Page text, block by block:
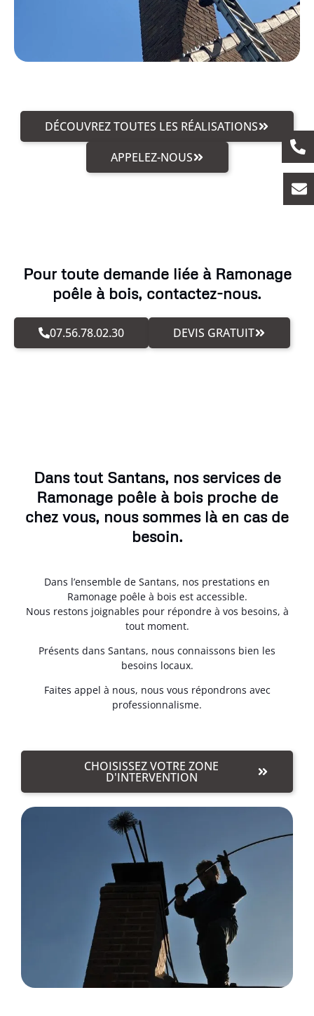
DÉCOUVREZ TOUTES LES RÉALISATIONS
APPELEZ-NOUS
Pour toute demande liée à Ramonage
poêle à bois, contactez-nous.
07.56.78.02.30 DEVIS GRATUIT
Dans tout Santans, nos services de
Ramonage poêle à bois proche de
chez vous, nous sommes là en cas de
besoin.
Dans l’ensemble de Santans, nos prestations en
Ramonage poêle à bois est accessible.
Nous restons joignables pour répondre à vos besoins, à
tout moment.
Présents dans Santans, nous connaissons bien les
besoins locaux.
Faites appel à nous, nous vous répondrons avec
professionnalisme.
CHOISISSEZ VOTRE ZONE
D'INTERVENTION